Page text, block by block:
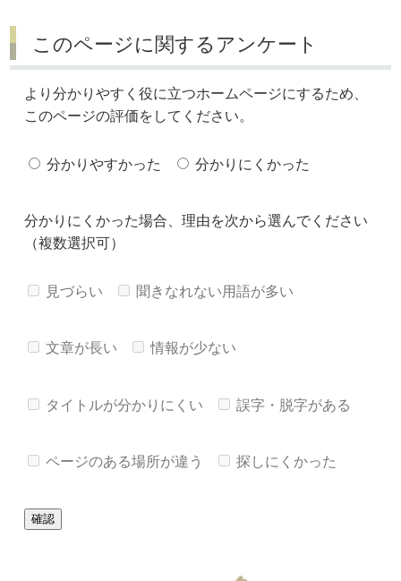
このページに関するアンケート
より分かりやすく役に立つホームページにするため、
このページの評価をしてください。
分かりやすかった 分かりにくかった
分かりにくかった場合、理由を次から選んでください
（複数選択可）
見づらい 聞きなれない用語が多い
文章が長い 情報が少ない
タイトルが分かりにくい 誤字・脱字がある
ページのある場所が違う 探しにくかった